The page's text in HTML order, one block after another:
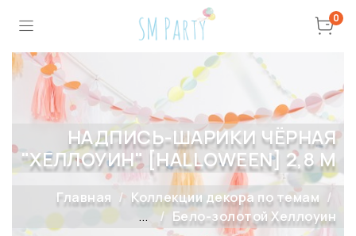
0
НАДПИСЬ-ШАРИКИ ЧЁРНАЯ
"ХЕЛЛОУИН" [HALLOWEEN] 2,8 М
Главная
Коллекции декора по темам
...
Бело-золотой Хеллоуин